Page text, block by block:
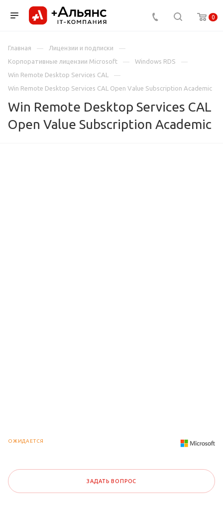
0
Главная
Лицензии и подписки
Корпоративные лицензии Microsoft
Windows RDS
Win Remote Desktop Services CAL
Win Remote Desktop Services CAL Open Value Subscription Academic
Win Remote Desktop Services CAL
Open Value Subscription Academic
ОЖИДАЕТСЯ
ЗАДАТЬ ВОПРОС